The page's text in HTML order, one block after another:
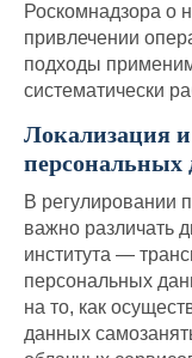
Роскомнадзора о
привлечении
подходы
систематически
Локализация
В регулировании
важно различать
института —
персональных
на то, как
данных